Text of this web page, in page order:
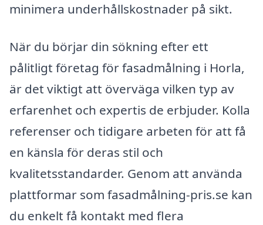
minimera underhållskostnader på sikt.
När du börjar din sökning efter ett
pålitligt företag för fasadmålning i Horla,
är det viktigt att överväga vilken typ av
erfarenhet och expertis de erbjuder. Kolla
referenser och tidigare arbeten för att få
en känsla för deras stil och
kvalitetsstandarder. Genom att använda
plattformar som fasadmålning-pris.se kan
du enkelt få kontakt med flera